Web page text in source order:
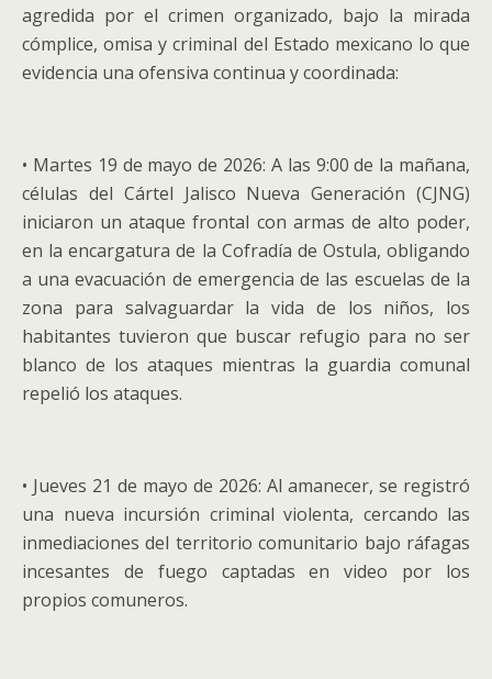
agredida por el crimen organizado, bajo la mirada
cómplice, omisa y criminal del Estado mexicano lo que
evidencia una ofensiva continua y coordinada:
• Martes 19 de mayo de 2026: A las 9:00 de la mañana,
células del Cártel Jalisco Nueva Generación (CJNG)
iniciaron un ataque frontal con armas de alto poder,
en la encargatura de la Cofradía de Ostula, obligando
a una evacuación de emergencia de las escuelas de la
zona para salvaguardar la vida de los niños, los
habitantes tuvieron que buscar refugio para no ser
blanco de los ataques mientras la guardia comunal
repelió los ataques.
• Jueves 21 de mayo de 2026: Al amanecer, se registró
una nueva incursión criminal violenta, cercando las
inmediaciones del territorio comunitario bajo ráfagas
incesantes de fuego captadas en video por los
propios comuneros.